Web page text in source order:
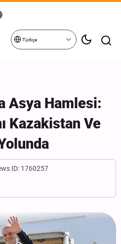
Türkçe
Asya Hamlesi:
Kazakistan Ve
ID: 1760257